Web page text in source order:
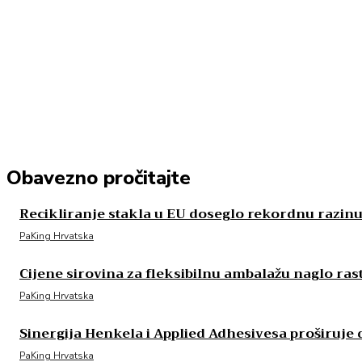
Obavezno pročitajte
Recikliranje stakla u EU doseglo rekordnu razinu
PaKing Hrvatska
Cijene sirovina za fleksibilnu ambalažu naglo
PaKing Hrvatska
Sinergija Henkela i Applied Adhesivesa proširuje
PaKing Hrvatska